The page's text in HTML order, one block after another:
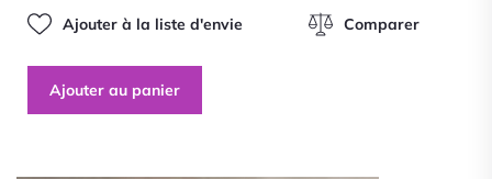
Ajouter à la liste d'envie Comparer
Ajouter au panier